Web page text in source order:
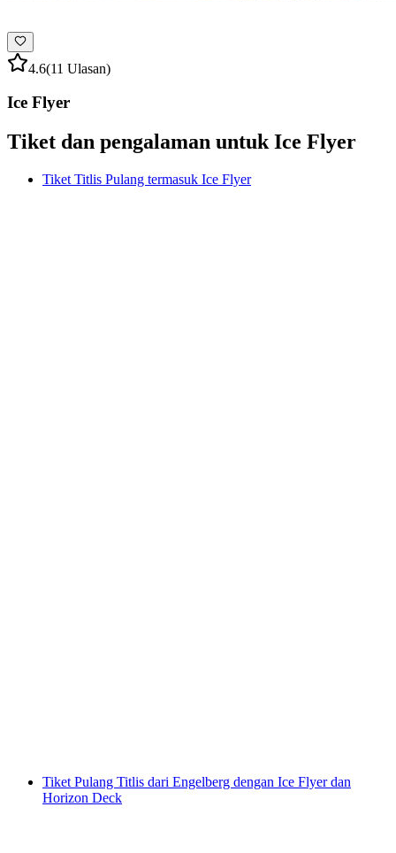
4.6(11 Ulasan)
Ice Flyer
Tiket dan pengalaman untuk Ice Flyer
Tiket Titlis Pulang termasuk Ice Flyer
Tiket Pulang Titlis dari Engelberg dengan Ice Flyer dan
Horizon Deck